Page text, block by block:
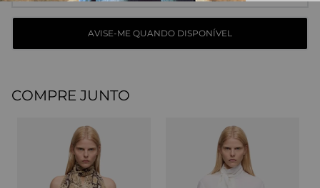
COMPRE JUNTO